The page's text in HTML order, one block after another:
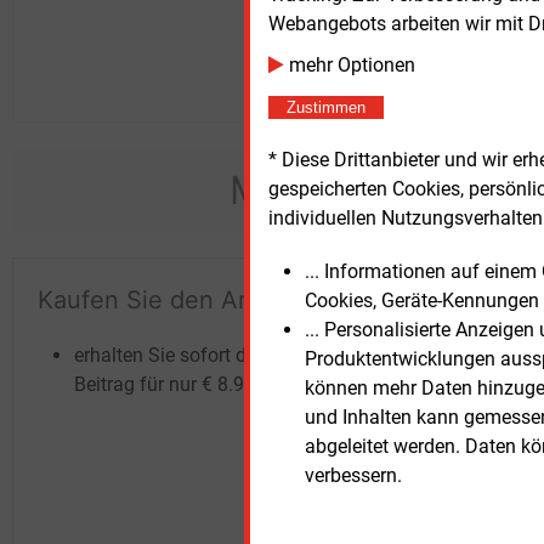
Webangebots arbeiten wir mit
mehr Optionen
Zustimmen
* Diese Drittanbieter und wir
gespeicherten Cookies,
individuellen
... Informationen auf einem
Cookies, Geräte-
... Personalisierte
Produktentwicklungen
können mehr Daten
und Inhalten kann
abgeleitet werden. Daten
verbessern.
Möchten Sie
Kaufen Sie den Artikel
erhalten Sie sofort diesen redaktionellen
Beitrag für nur € 8.93